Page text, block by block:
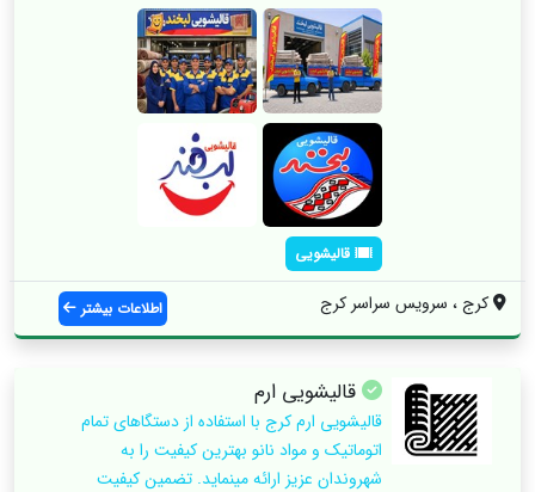
قالیشویی
کرج ، سرویس سراسر کرج اطلاعات بیشتر
قالیشویی ارم
قالیشویی ارم کرج با استفاده از دستگاهای تمام
اتوماتیک و مواد نانو بهترین کیفیت را به
شهروندان عزیز ارائه مینماید. تضمین کیفیت